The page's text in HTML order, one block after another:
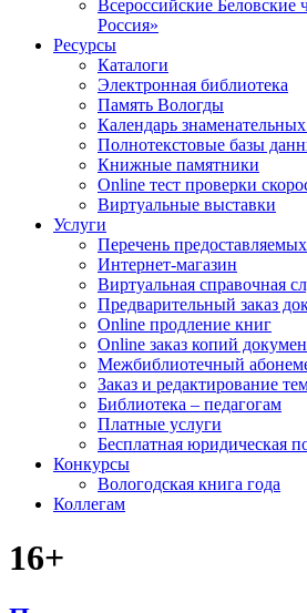
Всероссийские Беловские
Россия»
Ресурсы
Каталоги
Электронная библиотека
Память Вологды
Календарь
Полнотекстовые базы
Книжные памятники
Online тест проверки
Виртуальные выставки
Услуги
Перечень
Интернет-магазин
Виртуальная справочная
Предварительный заказ
Online продление книг
Online заказ копий
Межбиблиотечный
Заказ и редактирование
Библиотека – педагогам
Платные услуги
Бесплатная юридическая
Конкурсы
Вологодская книга года
Коллегам
16+